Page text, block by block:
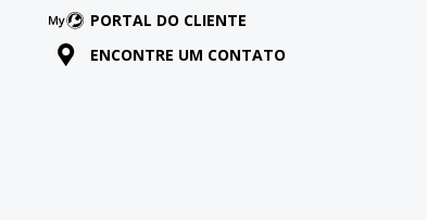
PORTAL DO CLIENTE
ENCONTRE UM CONTATO